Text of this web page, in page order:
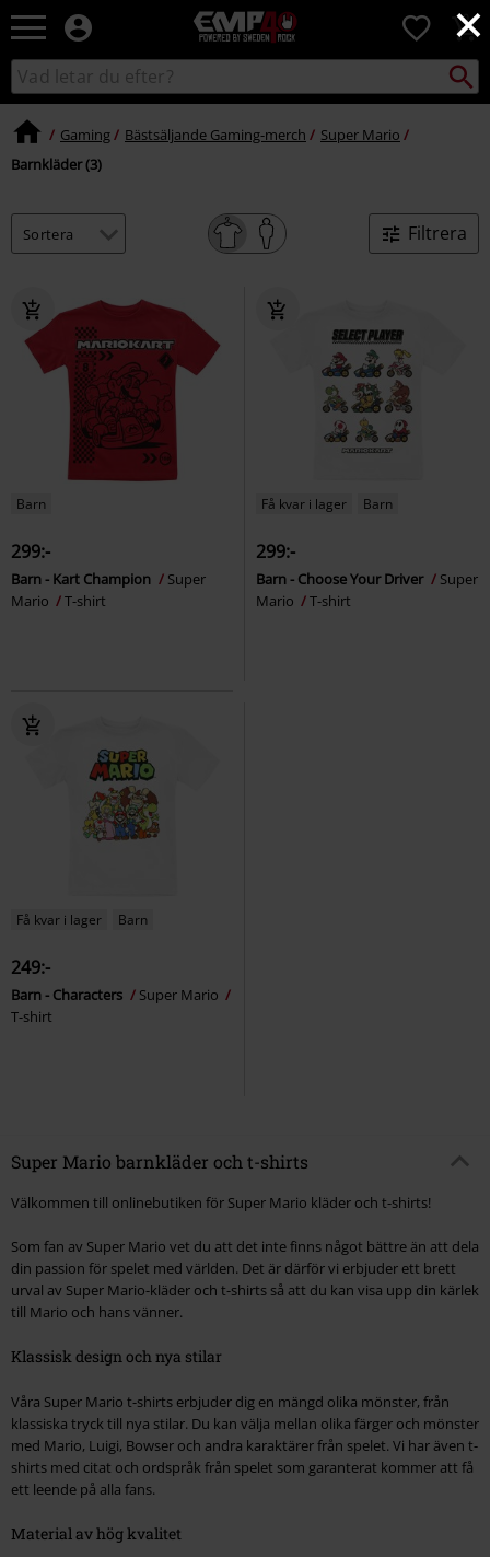
×
EMP
-
Musik,
TV
&
Mode
0
Sök
i
Sök
Gaming Bästsäljande Gaming-merch
Super Mario
Barnkläder (3)
Filtrera
Barn
299:-
Barn - Kart Champion
Super
Mario
T-shirt
Få kvar i lager Barn
299:-
Barn - Choose Your Driver
Super
Mario
T-shirt
Få kvar i lager Barn
249:-
Barn - Characters
Super Mario
T-shirt
Super Mario barnkläder och t-shirts
Välkommen till onlinebutiken för Super Mario kläder och t-shirts!
Som fan av Super Mario vet du att det inte finns något bättre än att dela
din passion för spelet med världen. Det är därför vi erbjuder ett brett
urval av Super Mario-kläder och t-shirts så att du kan visa upp din kärlek
till Mario och hans vänner.
Klassisk design och nya stilar
Våra Super Mario t-shirts erbjuder dig en mängd olika mönster, från
klassiska tryck till nya stilar. Du kan välja mellan olika färger och mönster
med Mario, Luigi, Bowser och andra karaktärer från spelet. Vi har även t-
shirts med citat och ordspråk från spelet som garanterat kommer att få
ett leende på alla fans.
Material av hög kvalitet